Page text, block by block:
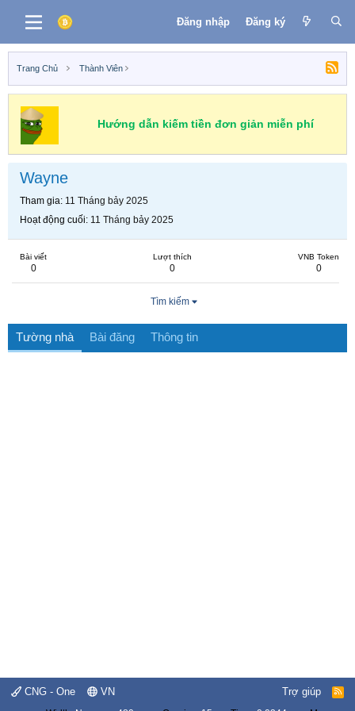
Đăng nhập Đăng ký
Trang Chủ Thành Viên
Hướng dẫn kiếm tiền đơn giản miễn phí
Wayne
Tham gia 11 Tháng bảy 2025
Hoạt động cuối 11 Tháng bảy 2025
Bài viết
0
Lượt thích
0
VNB Token
0
Tìm kiếm
Tường nhà Bài đăng Thông tin
CNG - One VN Trợ giúp
R